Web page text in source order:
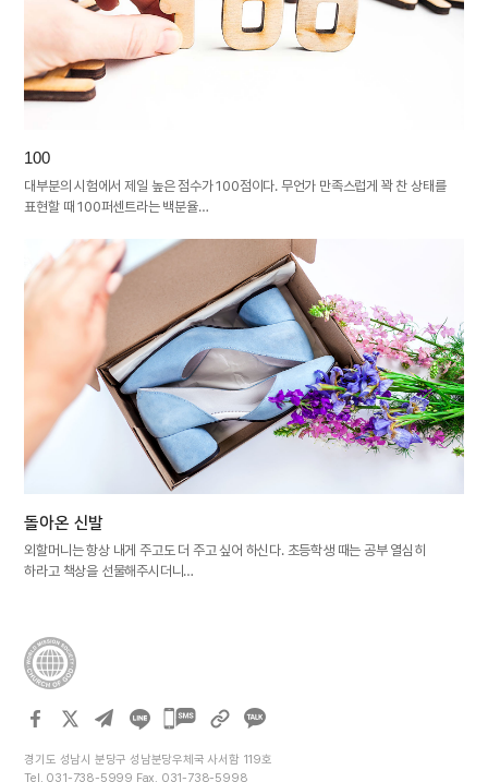
100
대부분의 시험에서 제일 높은 점수가 100점이다. 무언가 만족스럽게 꽉 찬 상태를
표현할 때 100퍼센트라는 백분율…
돌아온 신발
외할머니는 항상 내게 주고도 더 주고 싶어 하신다. 초등학생 때는 공부 열심히
하라고 책상을 선물해주시더니…
카카오톡
경기도 성남시 분당구 성남분당우체국 사서함 119호
Tel. 031-738-5999 Fax. 031-738-5998